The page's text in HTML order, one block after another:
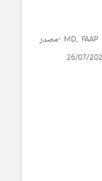
MD, FAAP -مصدر